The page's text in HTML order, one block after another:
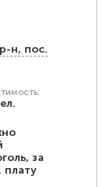
н, пос.
за
плату